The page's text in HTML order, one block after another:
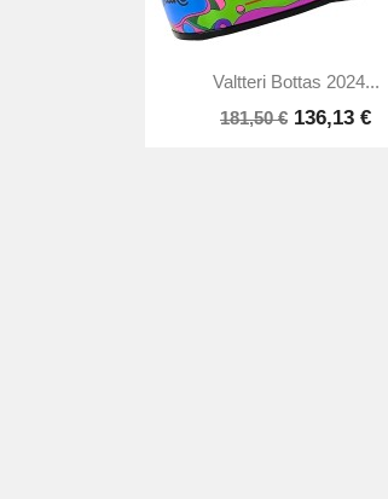
Vorschau
Valtteri Bottas 2024...
181,50 € 136,13 €